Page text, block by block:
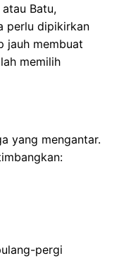
Batu,
perlu dipikirkan
jauh membuat
memilih
yang mengantar.
pergi